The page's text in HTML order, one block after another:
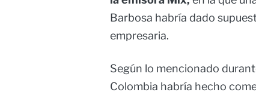
Barbosa habría dado
empresaria.
Según lo mencionado
Colombia habría hecho